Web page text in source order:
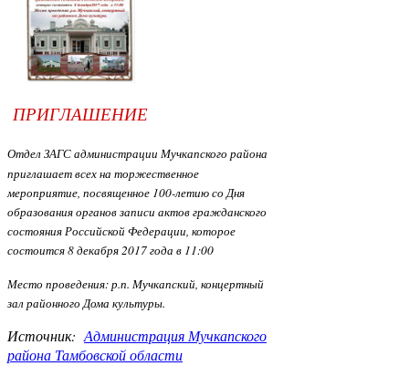
ПРИГЛАШЕНИЕ
Отдел ЗАГС администрации Мучкапского района
приглашает всех на торжественное
мероприятие, посвященное 100-летию со Дня
образования органов записи актов гражданского
состояния Российской Федерации, которое
состоится 8 декабря 2017 года в 11:00
Место проведения: р.п. Мучкапский, концертный
зал районного Дома культуры.
Источник:Администрация Мучкапского
района Тамбовской области